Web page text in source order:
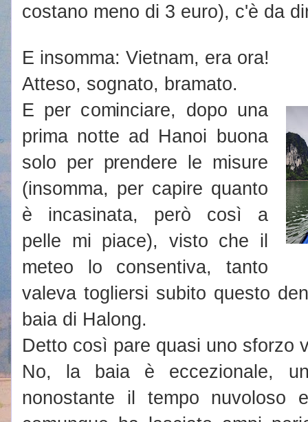
costano meno di 3 euro), c'è da
E insomma: Vietnam, era ora!
Atteso, sognato, bramato.
E per cominciare, dopo una
prima notte ad Hanoi buona
solo per prendere le misure
(insomma, per capire quanto
è incasinata, però così a
pelle mi piace), visto che il
meteo lo consentiva, tanto
valeva togliersi subito questo
baia di Halong.
Detto così pare quasi uno sforzo
No, la baia è eccezionale,
nonostante il tempo